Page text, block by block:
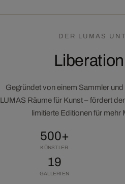
DER LUMAS
Gegründet von einem Sammler
LUMAS Räume für Kunst – fördert
limitierte Editionen für mehr
500+
KÜNSTLER
19
GALLERIEN